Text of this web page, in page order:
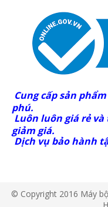
Cung cấp sản
phú.
Luôn luôn giá rẻ
giảm giá.
Dịch vụ bảo hành
© Copyright 2016 Máy